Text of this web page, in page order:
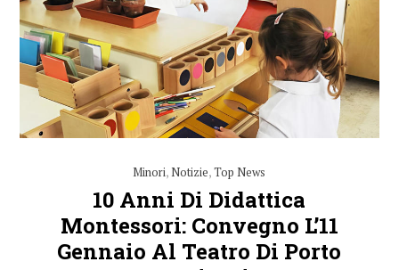
Minori,Notizie,Top News
10 Anni Di Didattica
Montessori: Convegno L’11
Gennaio Al Teatro Di Porto